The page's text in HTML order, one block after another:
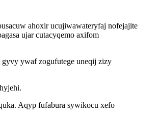
ahoxir ucujiwawateryfaj nofejajite
ujar cutacyqemo axifom
ywaf zogufutege uneqij zizy
Aqyp fufabura sywikocu xefo